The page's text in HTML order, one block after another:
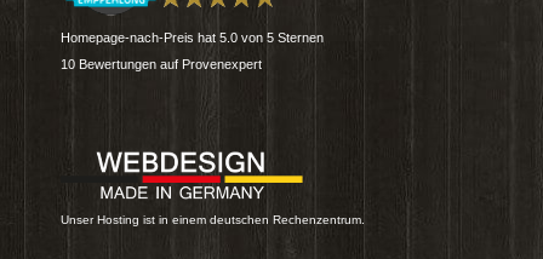
Homepage-nach-Preis hat 5.0 von 5 Sternen
10 Bewertungen auf Provenexpert
Unser Hosting ist in einem deutschen Rechenzentrum.